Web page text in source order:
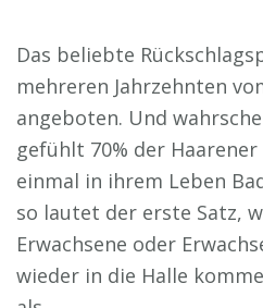
Das beliebte
mehreren Jahrzehnten
angeboten. Und
gefühlt 70% der
einmal in ihrem Leben
so lautet der erste Satz,
Erwachsene oder
wieder in die Halle